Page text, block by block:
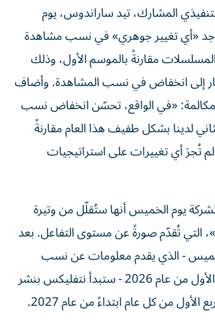
المشارك، تيد ساراندوس، يوم
«أي تغيير جوهري» في نسب مشاهدة
مقارنةً بالموسم الأول، وذلك
إلى انخفاض في نسب المشاهدة. وأضاف
«في الواقع، تحسّن انخفاض نسب
لدينا بشكل طفيف هذا العام مقارنةً
لم تُجرَ أي تغييرات على استراتيجيات
يوم الخميس أنها ستُقلّل من وتيرة
التي تُقدّم صورةً عن مستوى التفاعل. بعد
- الذي يقدم معلومات عن نسب
المشاهدة للنصف الأول من عام 2026 - ستبدأ نتفليكس بنشر
الأول من كل عام ابتداءً من عام 2027.